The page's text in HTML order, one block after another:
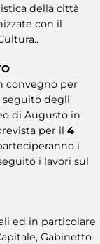
della città
con il
convegno per
seguito degli
di Augusto in
per il 4
i
i lavori sul
ed in particolare
Gabinetto